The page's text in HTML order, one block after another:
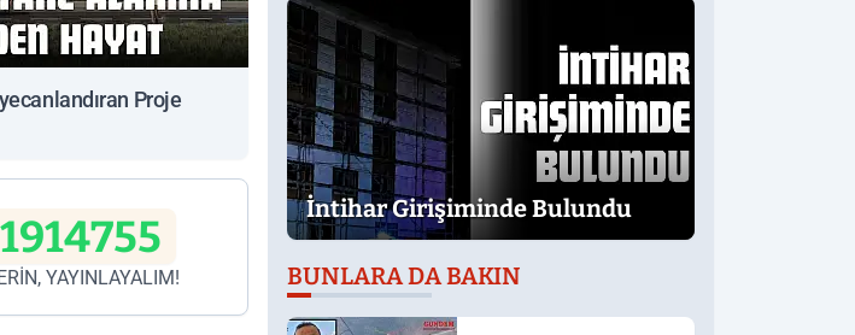
Proje
YAYINLAYALIM!
İntihar Girişiminde Bulundu
BUNLARA DA BAKIN